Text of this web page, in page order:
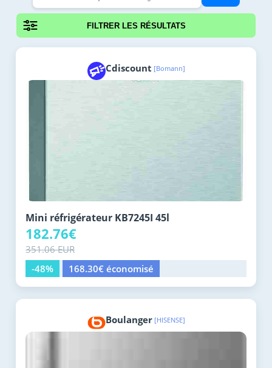
FILTRER LES RÉSULTATS
Cdiscount [Bomann]
Mini réfrigérateur KB7245I 45l
182.76€
351.06 EUR
-48%
168.30€ économisé
Boulanger [HISENSE]